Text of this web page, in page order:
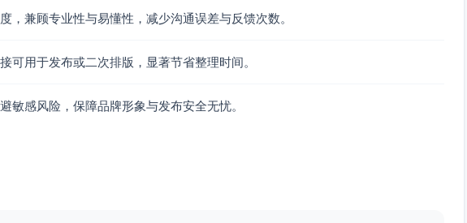
热爱找回。不是为了更强，而是为了更柔软地、完整地成为你自己。
，兼顾专业性与易懂性，减少沟通误差与反馈次数。
可用于发布或二次排版，显著节省整理时间。
敏感风险，保障品牌形象与发布安全无忧。